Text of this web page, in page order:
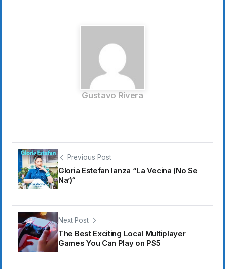
Gustavo Rivera
Previous Post
Gloria Estefan lanza “La Vecina (No Se
Na’)“
Next Post
The Best Exciting Local Multiplayer
Games You Can Play on PS5